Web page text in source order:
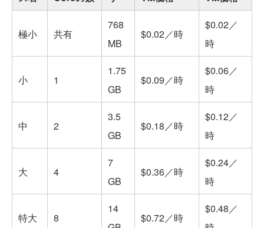
極小 共有
768
MB
$0.02／時
$0.02／
時
小 1
1.75
GB
$0.09／時
$0.06／
時
中 2
3.5
GB
$0.18／時
$0.12／
時
大 4
7
GB
$0.36／時
$0.24／
時
特大 8
14
$0.72／時
$0.48／